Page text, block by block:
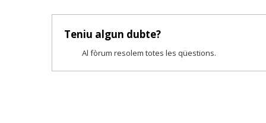
Teniu algun dubte?
Al fòrum resolem totes les qüestions.